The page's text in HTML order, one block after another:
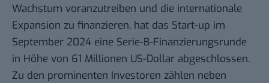
Wachstum voranzutreiben und die internationale
Expansion zu finanzieren, hat das Start-up im
September 2024 eine Serie-B-Finanzierungsrunde
in Höhe von 61 Millionen US-Dollar abgeschlossen.
Zu den prominenten Investoren zählen neben